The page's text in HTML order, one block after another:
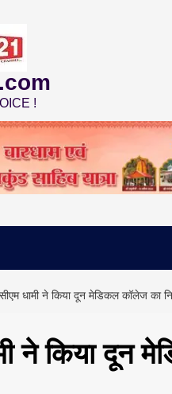
!
सीएम धामी ने किया दून मेडिकल कॉलेज का
ने किया दून